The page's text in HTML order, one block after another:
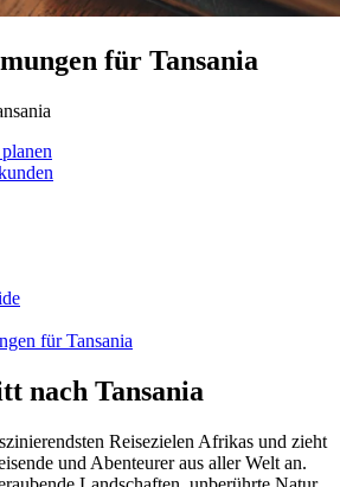
für Tansania
für Tansania
nach Tansania
Reisezielen Afrikas und zieht
und Abenteurer aus aller Welt an.